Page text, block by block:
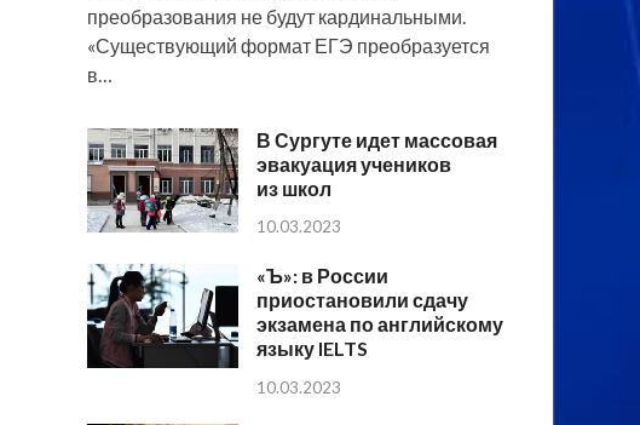
преобразования не будут кардинальными.
«Существующий формат ЕГЭ преобразуется
в…
В Сургуте идет массовая
эвакуация учеников
из школ
10.03.2023
«Ъ»: в России
приостановили сдачу
экзамена по английскому
языку IELTS
10.03.2023